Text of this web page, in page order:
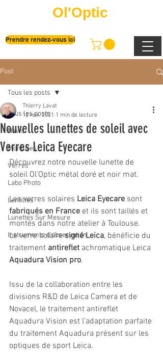
Prendre rendez-vous ici
Ol'Optic
Post
Tous les posts
News
Montures
Verres
Labo Photo
Lentilles
Lunettes Sur Mesure
Instruments d'observation
Tous les posts
Nouvelles lunettes de soleil avec
Verres Leica Eyecare
Thierry Lavat
12 nov. 2021 1 min de lecture
Découvrez notre nouvelle lunette de
soleil Ol'Optic métal doré et noir mat.
Les verres solaires Leica Eyecare sont
fabriqués en France et ils sont taillés et
montés dans notre atelier à Toulouse.
Le verre solaire signé Leica, bénéficie du
traitement antireflet achromatique Leica
Aquadura Vision pro.
Issu de la collaboration entre les
divisions R&D de Leica Camera et de
Novacel, le traitement antireflet
Aquadura Vision est l’adaptation parfaite
du traitement Aquadura présent sur les
optiques de sport Leica.